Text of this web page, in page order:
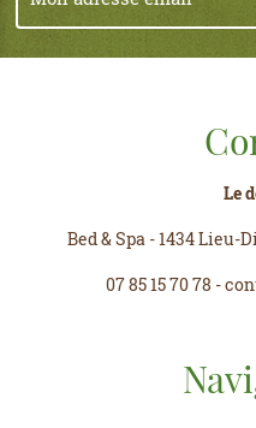
Le
Bed & Spa -1434 Lieu-
07 85 15 70 78 -